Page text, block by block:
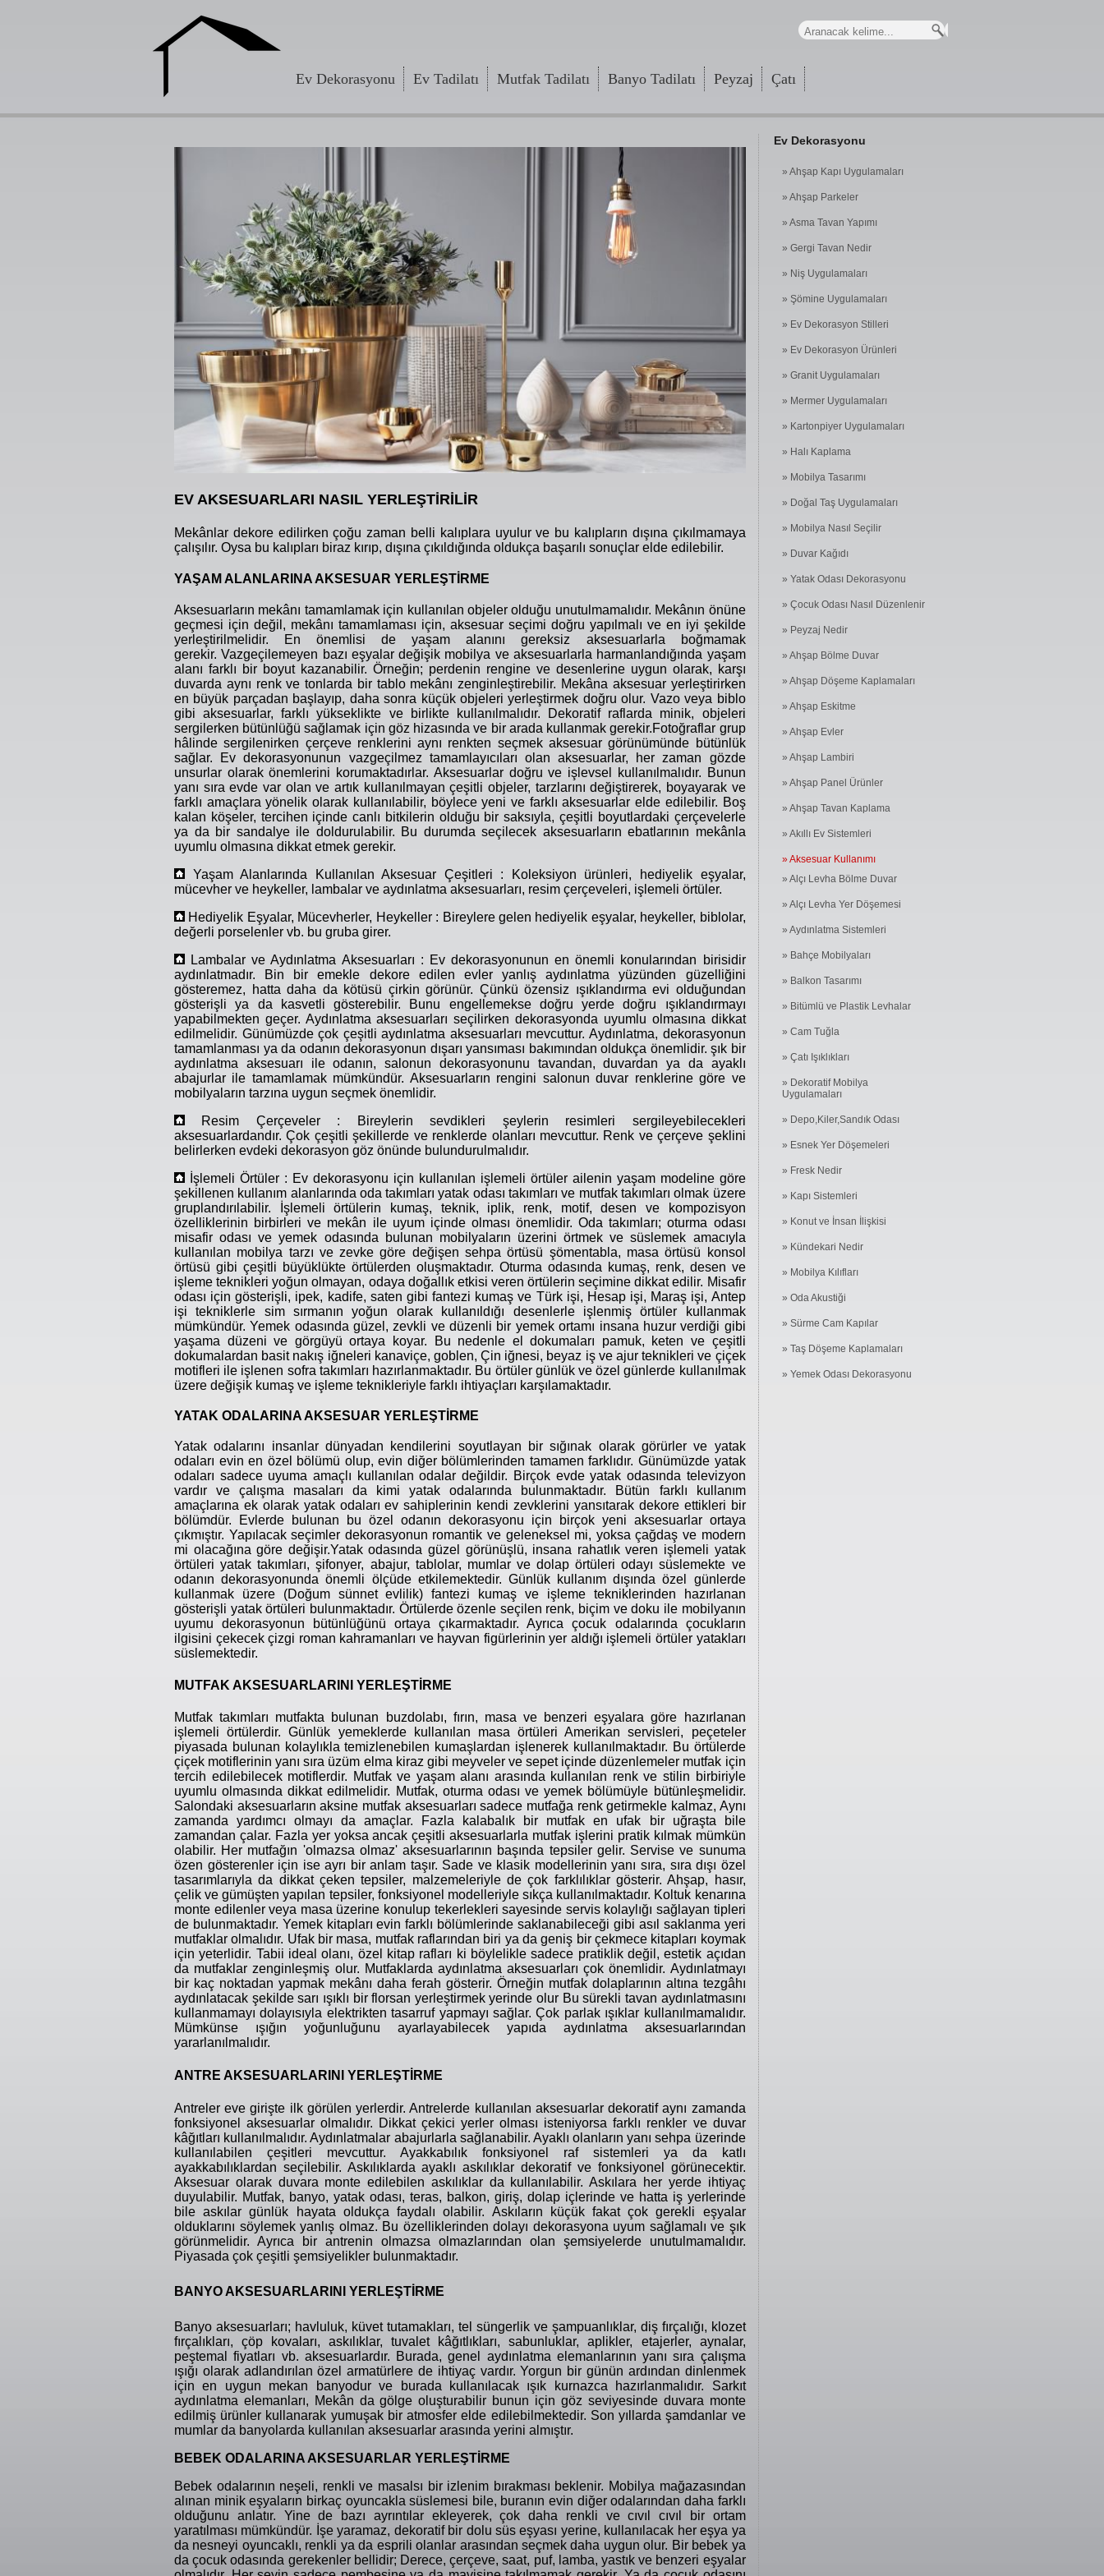
Ev Dekorasyonu Ev Tadilatı Mutfak Tadilatı Banyo Tadilatı Peyzaj Çatı
Ev Dekorasyonu
» Ahşap Kapı Uygulamaları
» Ahşap Parkeler
» Asma Tavan Yapımı
» Gergi Tavan Nedir
» Niş Uygulamaları
» Şömine Uygulamaları
» Ev Dekorasyon Stilleri
» Ev Dekorasyon Ürünleri
» Granit Uygulamaları
» Mermer Uygulamaları
» Kartonpiyer Uygulamaları
» Halı Kaplama
» Mobilya Tasarımı
» Doğal Taş Uygulamaları
» Mobilya Nasıl Seçilir
» Duvar Kağıdı
» Yatak Odası Dekorasyonu
» Çocuk Odası Nasıl Düzenlenir
» Peyzaj Nedir
» Ahşap Bölme Duvar
» Ahşap Döşeme Kaplamaları
» Ahşap Eskitme
» Ahşap Evler
» Ahşap Lambiri
» Ahşap Panel Ürünler
» Ahşap Tavan Kaplama
» Akıllı Ev Sistemleri
» Aksesuar Kullanımı
» Alçı Levha Bölme Duvar
» Alçı Levha Yer Döşemesi
» Aydınlatma Sistemleri
» Bahçe Mobilyaları
» Balkon Tasarımı
» Bitümlü ve Plastik Levhalar
» Cam Tuğla
» Çatı Işıklıkları
» Dekoratif Mobilya
Uygulamaları
» Depo,Kiler,Sandık Odası
» Esnek Yer Döşemeleri
» Fresk Nedir
» Kapı Sistemleri
» Konut ve İnsan İlişkisi
» Kündekari Nedir
» Mobilya Kılıfları
» Oda Akustiği
» Sürme Cam Kapılar
» Taş Döşeme Kaplamaları
» Yemek Odası Dekorasyonu
EV AKSESUARLARI NASIL YERLEŞTİRİLİR
Mekânlar dekore edilirken çoğu zaman belli kalıplara uyulur ve bu kalıpların dışına çıkılmamaya
çalışılır. Oysa bu kalıpları biraz kırıp, dışına çıkıldığında oldukça başarılı sonuçlar elde edilebilir.
YAŞAM ALANLARINA AKSESUAR YERLEŞTİRME
Aksesuarların mekânı tamamlamak için kullanılan objeler olduğu unutulmamalıdır. Mekânın önüne
geçmesi için değil, mekânı tamamlaması için, aksesuar seçimi doğru yapılmalı ve en iyi şekilde
yerleştirilmelidir. En önemlisi de yaşam alanını gereksiz aksesuarlarla boğmamak
gerekir. Vazgeçilemeyen bazı eşyalar değişik mobilya ve aksesuarlarla harmanlandığında yaşam
alanı farklı bir boyut kazanabilir. Örneğin; perdenin rengine ve desenlerine uygun olarak, karşı
duvarda aynı renk ve tonlarda bir tablo mekânı zenginleştirebilir. Mekâna aksesuar yerleştirirken
en büyük parçadan başlayıp, daha sonra küçük objeleri yerleştirmek doğru olur. Vazo veya biblo
gibi aksesuarlar, farklı yükseklikte ve birlikte kullanılmalıdır. Dekoratif raflarda minik, objeleri
sergilerken bütünlüğü sağlamak için göz hizasında ve bir arada kullanmak gerekir.Fotoğraflar grup
hâlinde sergilenirken çerçeve renklerini aynı renkten seçmek aksesuar görünümünde bütünlük
sağlar. Ev dekorasyonunun vazgeçilmez tamamlayıcıları olan aksesuarlar, her zaman gözde
unsurlar olarak önemlerini korumaktadırlar. Aksesuarlar doğru ve işlevsel kullanılmalıdır. Bunun
yanı sıra evde var olan ve artık kullanılmayan çeşitli objeler, tarzlarını değiştirerek, boyayarak ve
farklı amaçlara yönelik olarak kullanılabilir, böylece yeni ve farklı aksesuarlar elde edilebilir. Boş
kalan köşeler, tercihen içinde canlı bitkilerin olduğu bir saksıyla, çeşitli boyutlardaki çerçevelerle
ya da bir sandalye ile doldurulabilir. Bu durumda seçilecek aksesuarların ebatlarının mekânla
uyumlu olmasına dikkat etmek gerekir.
Yaşam Alanlarında Kullanılan Aksesuar Çeşitleri : Koleksiyon ürünleri, hediyelik eşyalar,
mücevher ve heykeller, lambalar ve aydınlatma aksesuarları, resim çerçeveleri, işlemeli örtüler.
Hediyelik Eşyalar, Mücevherler, Heykeller : Bireylere gelen hediyelik eşyalar, heykeller, biblolar,
değerli porselenler vb. bu gruba girer.
Lambalar ve Aydınlatma Aksesuarları : Ev dekorasyonunun en önemli konularından birisidir
aydınlatmadır. Bin bir emekle dekore edilen evler yanlış aydınlatma yüzünden güzelliğini
gösteremez, hatta daha da kötüsü çirkin görünür. Çünkü özensiz ışıklandırma evi olduğundan
gösterişli ya da kasvetli gösterebilir. Bunu engellemekse doğru yerde doğru ışıklandırmayı
yapabilmekten geçer. Aydınlatma aksesuarları seçilirken dekorasyonda uyumlu olmasına dikkat
edilmelidir. Günümüzde çok çeşitli aydınlatma aksesuarları mevcuttur. Aydınlatma, dekorasyonun
tamamlanması ya da odanın dekorasyonun dışarı yansıması bakımından oldukça önemlidir. şık bir
aydınlatma aksesuarı ile odanın, salonun dekorasyonunu tavandan, duvardan ya da ayaklı
abajurlar ile tamamlamak mümkündür. Aksesuarların rengini salonun duvar renklerine göre ve
mobilyaların tarzına uygun seçmek önemlidir.
Resim Çerçeveler : Bireylerin sevdikleri şeylerin resimleri sergileyebilecekleri
aksesuarlardandır. Çok çeşitli şekillerde ve renklerde olanları mevcuttur. Renk ve çerçeve şeklini
belirlerken evdeki dekorasyon göz önünde bulundurulmalıdır.
İşlemeli Örtüler : Ev dekorasyonu için kullanılan işlemeli örtüler ailenin yaşam modeline göre
şekillenen kullanım alanlarında oda takımları yatak odası takımları ve mutfak takımları olmak üzere
gruplandırılabilir. İşlemeli örtülerin kumaş, teknik, iplik, renk, motif, desen ve kompozisyon
özelliklerinin birbirleri ve mekân ile uyum içinde olması önemlidir. Oda takımları; oturma odası
misafir odası ve yemek odasında bulunan mobilyaların üzerini örtmek ve süslemek amacıyla
kullanılan mobilya tarzı ve zevke göre değişen sehpa örtüsü şömentabla, masa örtüsü konsol
örtüsü gibi çeşitli büyüklükte örtülerden oluşmaktadır. Oturma odasında kumaş, renk, desen ve
işleme teknikleri yoğun olmayan, odaya doğallık etkisi veren örtülerin seçimine dikkat edilir. Misafir
odası için gösterişli, ipek, kadife, saten gibi fantezi kumaş ve Türk işi, Hesap işi, Maraş işi, Antep
işi tekniklerle sim sırmanın yoğun olarak kullanıldığı desenlerle işlenmiş örtüler kullanmak
mümkündür. Yemek odasında güzel, zevkli ve düzenli bir yemek ortamı insana huzur verdiği gibi
yaşama düzeni ve görgüyü ortaya koyar. Bu nedenle el dokumaları pamuk, keten ve çeşitli
dokumalardan basit nakış iğneleri kanaviçe, goblen, Çin iğnesi, beyaz iş ve ajur teknikleri ve çiçek
motifleri ile işlenen sofra takımları hazırlanmaktadır. Bu örtüler günlük ve özel günlerde kullanılmak
üzere değişik kumaş ve işleme teknikleriyle farklı ihtiyaçları karşılamaktadır.
YATAK ODALARINA AKSESUAR YERLEŞTİRME
Yatak odalarını insanlar dünyadan kendilerini soyutlayan bir sığınak olarak görürler ve yatak
odaları evin en özel bölümü olup, evin diğer bölümlerinden tamamen farklıdır. Günümüzde yatak
odaları sadece uyuma amaçlı kullanılan odalar değildir. Birçok evde yatak odasında televizyon
vardır ve çalışma masaları da kimi yatak odalarında bulunmaktadır. Bütün farklı kullanım
amaçlarına ek olarak yatak odaları ev sahiplerinin kendi zevklerini yansıtarak dekore ettikleri bir
bölümdür. Evlerde bulunan bu özel odanın dekorasyonu için birçok yeni aksesuarlar ortaya
çıkmıştır. Yapılacak seçimler dekorasyonun romantik ve geleneksel mi, yoksa çağdaş ve modern
mi olacağına göre değişir.Yatak odasında güzel görünüşlü, insana rahatlık veren işlemeli yatak
örtüleri yatak takımları, şifonyer, abajur, tablolar, mumlar ve dolap örtüleri odayı süslemekte ve
odanın dekorasyonunda önemli ölçüde etkilemektedir. Günlük kullanım dışında özel günlerde
kullanmak üzere (Doğum sünnet evlilik) fantezi kumaş ve işleme tekniklerinden hazırlanan
gösterişli yatak örtüleri bulunmaktadır. Örtülerde özenle seçilen renk, biçim ve doku ile mobilyanın
uyumu dekorasyonun bütünlüğünü ortaya çıkarmaktadır. Ayrıca çocuk odalarında çocukların
ilgisini çekecek çizgi roman kahramanları ve hayvan figürlerinin yer aldığı işlemeli örtüler yatakları
süslemektedir.
MUTFAK AKSESUARLARINI YERLEŞTİRME
Mutfak takımları mutfakta bulunan buzdolabı, fırın, masa ve benzeri eşyalara göre hazırlanan
işlemeli örtülerdir. Günlük yemeklerde kullanılan masa örtüleri Amerikan servisleri, peçeteler
piyasada bulunan kolaylıkla temizlenebilen kumaşlardan işlenerek kullanılmaktadır. Bu örtülerde
çiçek motiflerinin yanı sıra üzüm elma kiraz gibi meyveler ve sepet içinde düzenlemeler mutfak için
tercih edilebilecek motiflerdir. Mutfak ve yaşam alanı arasında kullanılan renk ve stilin birbiriyle
uyumlu olmasında dikkat edilmelidir. Mutfak, oturma odası ve yemek bölümüyle bütünleşmelidir.
Salondaki aksesuarların aksine mutfak aksesuarları sadece mutfağa renk getirmekle kalmaz, Aynı
zamanda yardımcı olmayı da amaçlar. Fazla kalabalık bir mutfak en ufak bir uğraşta bile
zamandan çalar. Fazla yer yoksa ancak çeşitli aksesuarlarla mutfak işlerini pratik kılmak mümkün
olabilir. Her mutfağın 'olmazsa olmaz' aksesuarlarının başında tepsiler gelir. Servise ve sunuma
özen gösterenler için ise ayrı bir anlam taşır. Sade ve klasik modellerinin yanı sıra, sıra dışı özel
tasarımlarıyla da dikkat çeken tepsiler, malzemeleriyle de çok farklılıklar gösterir. Ahşap, hasır,
çelik ve gümüşten yapılan tepsiler, fonksiyonel modelleriyle sıkça kullanılmaktadır. Koltuk kenarına
monte edilenler veya masa üzerine konulup tekerlekleri sayesinde servis kolaylığı sağlayan tipleri
de bulunmaktadır. Yemek kitapları evin farklı bölümlerinde saklanabileceği gibi asıl saklanma yeri
mutfaklar olmalıdır. Ufak bir masa, mutfak raflarından biri ya da geniş bir çekmece kitapları koymak
için yeterlidir. Tabii ideal olanı, özel kitap rafları ki böylelikle sadece pratiklik değil, estetik açıdan
da mutfaklar zenginleşmiş olur. Mutfaklarda aydınlatma aksesuarları çok önemlidir. Aydınlatmayı
bir kaç noktadan yapmak mekânı daha ferah gösterir. Örneğin mutfak dolaplarının altına tezgâhı
aydınlatacak şekilde sarı ışıklı bir florsan yerleştirmek yerinde olur Bu sürekli tavan aydınlatmasını
kullanmamayı dolayısıyla elektrikten tasarruf yapmayı sağlar. Çok parlak ışıklar kullanılmamalıdır.
Mümkünse ışığın yoğunluğunu ayarlayabilecek yapıda aydınlatma aksesuarlarından
yararlanılmalıdır.
ANTRE AKSESUARLARINI YERLEŞTİRME
Antreler eve girişte ilk görülen yerlerdir. Antrelerde kullanılan aksesuarlar dekoratif aynı zamanda
fonksiyonel aksesuarlar olmalıdır. Dikkat çekici yerler olması isteniyorsa farklı renkler ve duvar
kâğıtları kullanılmalıdır. Aydınlatmalar abajurlarla sağlanabilir. Ayaklı olanların yanı sehpa üzerinde
kullanılabilen çeşitleri mevcuttur. Ayakkabılık fonksiyonel raf sistemleri ya da katlı
ayakkabılıklardan seçilebilir. Askılıklarda ayaklı askılıklar dekoratif ve fonksiyonel görünecektir.
Aksesuar olarak duvara monte edilebilen askılıklar da kullanılabilir. Askılara her yerde ihtiyaç
duyulabilir. Mutfak, banyo, yatak odası, teras, balkon, giriş, dolap içlerinde ve hatta iş yerlerinde
bile askılar günlük hayata oldukça faydalı olabilir. Askıların küçük fakat çok gerekli eşyalar
olduklarını söylemek yanlış olmaz. Bu özelliklerinden dolayı dekorasyona uyum sağlamalı ve şık
görünmelidir. Ayrıca bir antrenin olmazsa olmazlarından olan şemsiyelerde unutulmamalıdır.
Piyasada çok çeşitli şemsiyelikler bulunmaktadır.
BANYO AKSESUARLARINI YERLEŞTİRME
Banyo aksesuarları; havluluk, küvet tutamakları, tel süngerlik ve şampuanlıklar, diş fırçalığı, klozet
fırçalıkları, çöp kovaları, askılıklar, tuvalet kâğıtlıkları, sabunluklar, aplikler, etajerler, aynalar,
peştemal fiyatları vb. aksesuarlardır. Burada, genel aydınlatma elemanlarının yanı sıra çalışma
ışığı olarak adlandırılan özel armatürlere de ihtiyaç vardır. Yorgun bir günün ardından dinlenmek
için en uygun mekan banyodur ve burada kullanılacak ışık kurnazca hazırlanmalıdır. Sarkıt
aydınlatma elemanları, Mekân da gölge oluşturabilir bunun için göz seviyesinde duvara monte
edilmiş ürünler kullanarak yumuşak bir atmosfer elde edilebilmektedir. Son yıllarda şamdanlar ve
mumlar da banyolarda kullanılan aksesuarlar arasında yerini almıştır.
BEBEK ODALARINA AKSESUARLAR YERLEŞTİRME
Bebek odalarının neşeli, renkli ve masalsı bir izlenim bırakması beklenir. Mobilya mağazasından
alınan minik eşyaların birkaç oyuncakla süslemesi bile, buranın evin diğer odalarından daha farklı
olduğunu anlatır. Yine de bazı ayrıntılar ekleyerek, çok daha renkli ve cıvıl cıvıl bir ortam
yaratılması mümkündür. İşe yaramaz, dekoratif bir dolu süs eşyası yerine, kullanılacak her eşya ya
da nesneyi oyuncaklı, renkli ya da esprili olanlar arasından seçmek daha uygun olur. Bir bebek ya
da çocuk odasında gerekenler bellidir; Derece, çerçeve, saat, puf, lamba, yastık ve benzeri eşyalar